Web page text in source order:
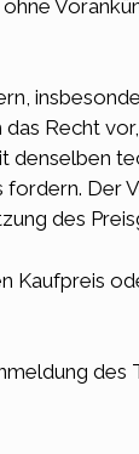
Recht
denselben
fordern. Der
des
Kaufpreis
des